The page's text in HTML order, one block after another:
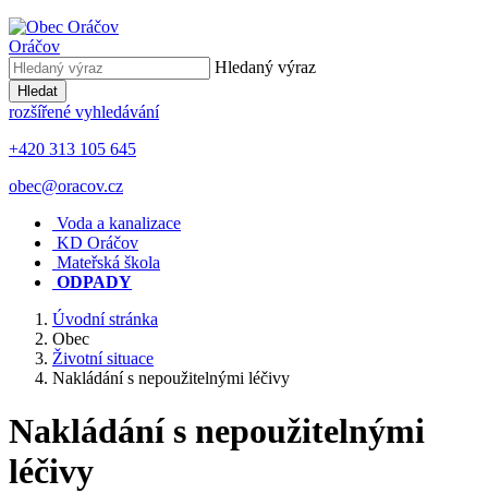
Oráčov
Hledaný výraz
Hledat
rozšířené vyhledávání
+420 313 105 645
obec@oracov.cz
Voda a kanalizace
KD Oráčov
Mateřská škola
ODPADY
Úvodní stránka
Obec
Životní situace
Nakládání s nepoužitelnými léčivy
Nakládání s nepoužitelnými
léčivy